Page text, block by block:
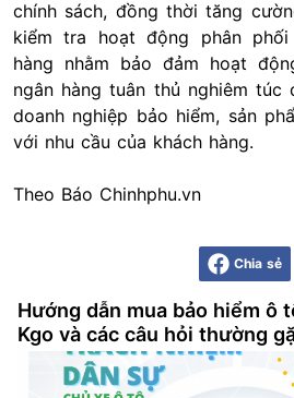
chính sách, đồng thời tăng
kiểm tra hoạt động phân
hàng nhằm bảo đảm hoạt
ngân hàng tuân thủ nghiêm
doanh nghiệp bảo hiểm, sản
với nhu cầu của khách hàng.
Theo Báo Chinhphu.vn
Chia sẻ
Hướng dẫn mua bảo hiểm ô
Kgo và các câu hỏi thường